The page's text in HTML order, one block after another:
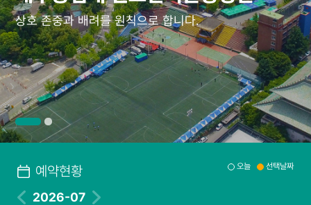
상호 존중과 배려를 원칙으로 합니다.
상호 존중과 배려를 원칙으로 합니다.
상호 존중과 배려를 원칙으로 합니다.
상호 존중과 배려를 원칙으로 합니다.
예약현황 오늘 선택날짜
2026-07